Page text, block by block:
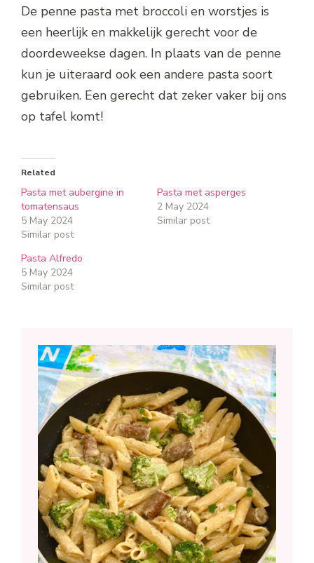
De penne pasta met broccoli en worstjes is
een heerlijk en makkelijk gerecht voor de
doordeweekse dagen. In plaats van de penne
kun je uiteraard ook een andere pasta soort
gebruiken. Een gerecht dat zeker vaker bij ons
op tafel komt!
Related
Pasta met aubergine in
tomatensaus
5 May 2024
Similar post
Pasta met asperges
2 May 2024
Similar post
Pasta Alfredo
5 May 2024
Similar post